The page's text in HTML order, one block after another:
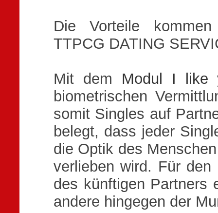
Die Vorteile
TTPCG DATING
Mit dem Modul I like
biometrischen
somit Singles auf
belegt, dass jeder
die Optik des
verlieben wird. Für
des künftigen Partners
andere hingegen der